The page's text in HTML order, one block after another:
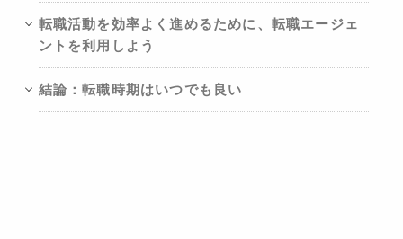
転職活動を効率よく進めるために、転職エージェ
ントを利用しよう
結論：転職時期はいつでも良い